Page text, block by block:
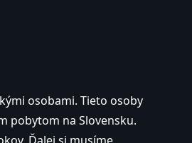
osobami. Tieto osoby
pobytom na Slovensku.